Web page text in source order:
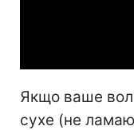
Якщо ваше
сухе (не